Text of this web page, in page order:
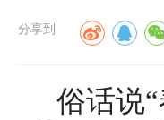
分享到
俗话说